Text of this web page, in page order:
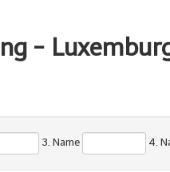
-
3. Name 4.